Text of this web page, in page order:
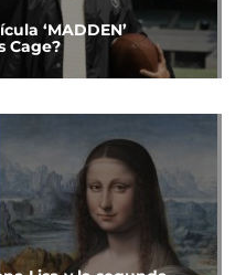
‘MADDEN’
Cage?